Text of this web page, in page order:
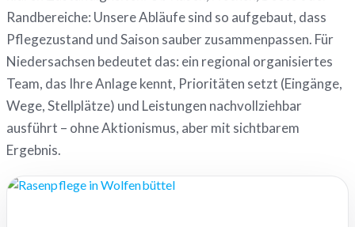
Randbereiche: Unsere Abläufe sind so aufgebaut, dass
Pflegezustand und Saison sauber zusammenpassen. Für
Niedersachsen bedeutet das: ein regional organisiertes
Team, das Ihre Anlage kennt, Prioritäten setzt (Eingänge,
Wege, Stellplätze) und Leistungen nachvollziehbar
ausführt – ohne Aktionismus, aber mit sichtbarem
Ergebnis.